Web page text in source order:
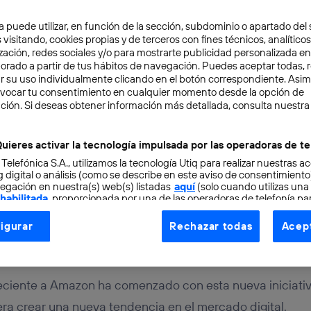
2 min
a transmitir
para suscriptores
a Amazon ha comenzado con esta nueva
crear una nueva tendencia en el mercado digital.
puede utilizar, en función de la sección, subdominio o apartado del
visitando, cookies propias y de terceros con fines técnicos,
redes sociales y/o para mostrarte publicidad personalizada
a partir de tus hábitos de navegación. Puedes aceptar todas,
su uso individualmente clicando en el botón correspondiente.
tu consentimiento en cualquier momento desde la opción de
Si deseas obtener información más detallada, consulta nuestra
activar la tecnología impulsada por las operadoras de
S.A., utilizamos la tecnología Utiq para realizar nuestras
digital o análisis (como se describe en este aviso de
en nuestra(s) web(s) listadas aquí(solo cuando utilizas una
, proporcionada por una de las operadoras de telefonía
consentimiento en cada página web).
Utiq está diseñada con la privacidad como prioridad
a la conexión que utilizas (p. ej., número de teléfono móvil).
se asigna a la conexión de internet, por lo que cualquier
Rechazar todas